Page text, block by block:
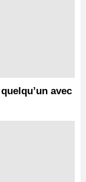
avec